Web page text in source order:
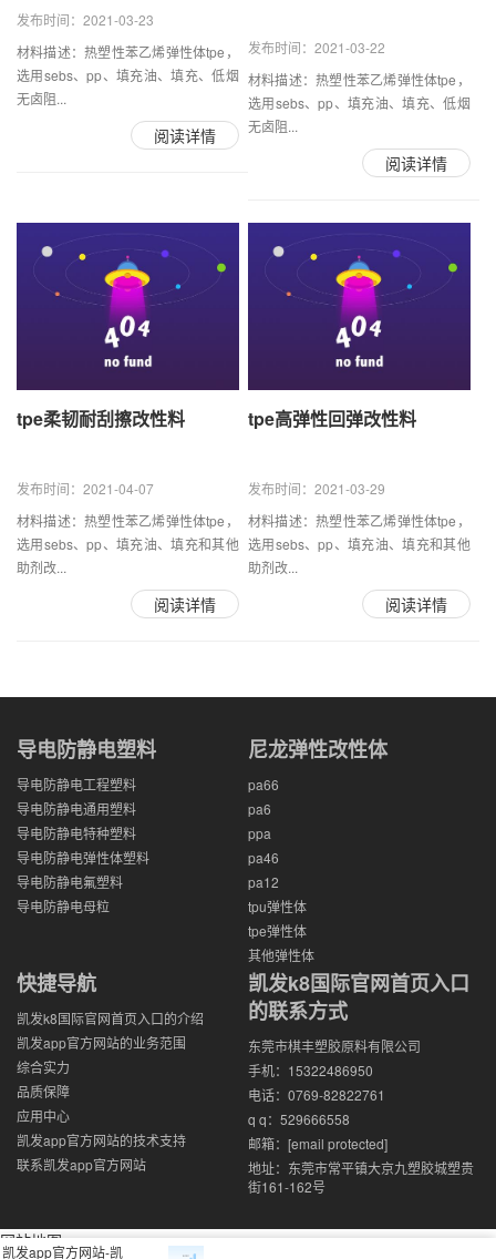
发布时间：2021-03-23
材料描述：热塑性苯乙烯弹性体tpe，
选用sebs、pp、填充油、填充、低烟
无卤阻...
阅读详情
发布时间：2021-03-22
材料描述：热塑性苯乙烯弹性体tpe，
选用sebs、pp、填充油、填充、低烟
无卤阻...
阅读详情
tpe柔韧耐刮擦改性料
发布时间：2021-04-07
材料描述：热塑性苯乙烯弹性体tpe，
选用sebs、pp、填充油、填充和其他
助剂改...
阅读详情
tpe高弹性回弹改性料
发布时间：2021-03-29
材料描述：热塑性苯乙烯弹性体tpe，
选用sebs、pp、填充油、填充和其他
助剂改...
阅读详情
导电防静电塑料
导电防静电工程塑料
导电防静电通用塑料
导电防静电特种塑料
导电防静电弹性体塑料
导电防静电氟塑料
导电防静电母粒
尼龙弹性改性体
pa66
pa6
ppa
pa46
pa12
tpu弹性体
tpe弹性体
其他弹性体
快捷导航
凯发k8国际官网首页入口的介绍
凯发app官方网站的业务范围
综合实力
品质保障
应用中心
凯发app官方网站的技术支持
联系凯发app官方网站
凯发k8国际官网首页入口
的联系方式
东莞市棋丰塑胶原料有限公司
手机：15322486950
电话：0769-82822761
q q：529666558
邮箱： [email protected]
地址：东莞市常平镇大京九塑胶城塑贵
街161-162号
凯发app官方网站-凯
网站地图